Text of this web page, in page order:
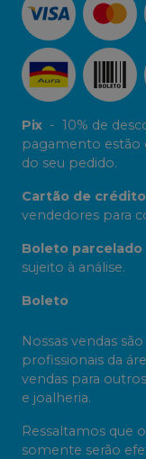
Pix - 10% de
pagamento estão
do seu pedido.
Cartão de crédito
vendedores para
Boleto parcelado
sujeito à análise.
Boleto
Nossas vendas
profissionais da
vendas para
e joalheria.
Ressaltamos que
somente serão